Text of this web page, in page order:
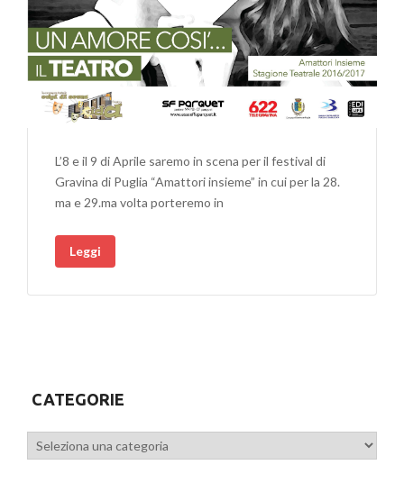
L’8 e il 9 di Aprile saremo in scena per il festival di
Gravina di Puglia “Amattori insieme” in cui per la 28.
ma e 29.ma volta porteremo in
Leggi
CATEGORIE
Categorie